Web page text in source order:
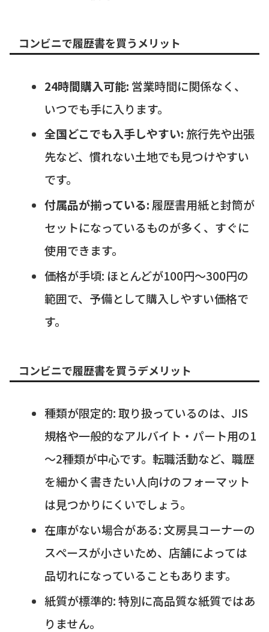
コンビニで履歴書を買うメリット
24時間購入可能: 営業時間に関係なく、
いつでも手に入ります。
全国どこでも入手しやすい: 旅行先や出張
先など、慣れない土地でも見つけやすい
です。
付属品が揃っている: 履歴書用紙と封筒が
セットになっているものが多く、すぐに
使用できます。
価格が手頃: ほとんどが100円～300円の
範囲で、予備として購入しやすい価格で
す。
コンビニで履歴書を買うデメリット
種類が限定的: 取り扱っているのは、JIS
規格や一般的なアルバイト・パート用の1
～2種類が中心です。転職活動など、職歴
を細かく書きたい人向けのフォーマット
は見つかりにくいでしょう。
在庫がない場合がある: 文房具コーナーの
スペースが小さいため、店舗によっては
品切れになっていることもあります。
紙質が標準的: 特別に高品質な紙質ではあ
りません。